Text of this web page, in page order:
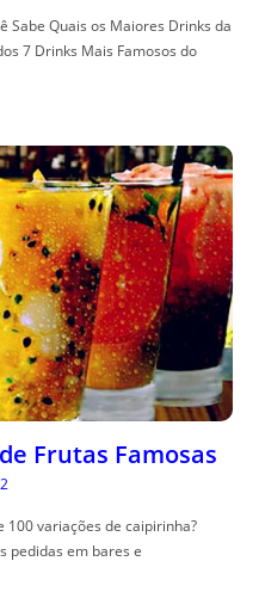
Sabe Quais os Maiores Drinks da
7 Drinks Mais Famosos do
Frutas Famosas
100 variações de caipirinha?
pedidas em bares e